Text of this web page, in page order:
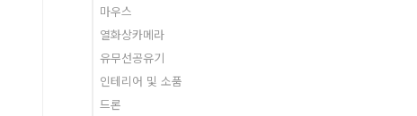
마우스
열화상카메라
유무선공유기
인테리어 및 소품
드론